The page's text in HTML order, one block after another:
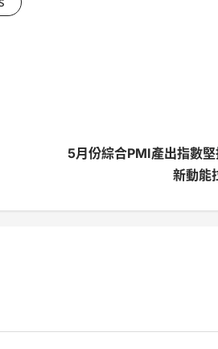
5月份綜合PMI產出指數
新動能